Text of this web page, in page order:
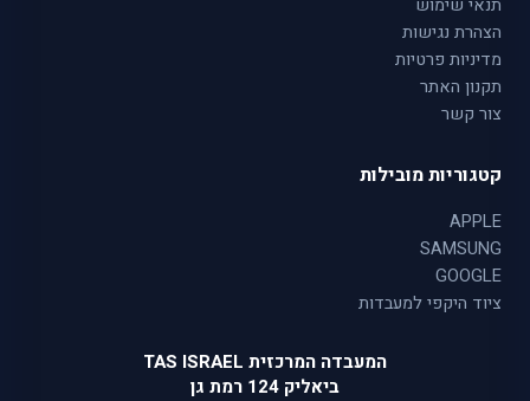
תנאי שימוש
הצהרת נגישות
מדיניות פרטיות
תקנון האתר
צור קשר
קטגוריות מובילות
APPLE
SAMSUNG
GOOGLE
ציוד היקפי למעבדות
המעבדה המרכזית TAS ISRAEL
ביאליק 124 רמת גן